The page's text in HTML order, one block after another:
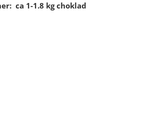
ca 1-1.8 kg choklad